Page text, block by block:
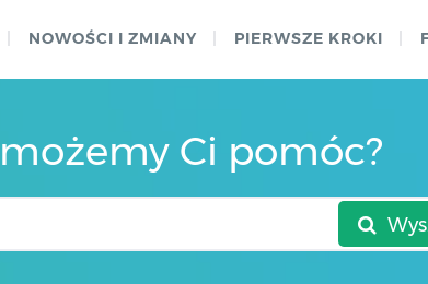
NOWOŚCI I ZMIANY PIERWSZE KROKI
Ci pomóc?